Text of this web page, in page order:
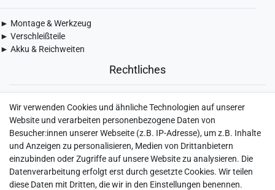
► Montage & Werkzeug
► Verschleißteile
► Akku & Reichweiten
Rechtliches
► Impressum
► Daten­schutz­erklärung
► AGB & Kundeninformation
► Barrierefreiheitserklärung
► Batterieentsorgung
► Kontakt
Wir verwenden Cookies und ähnliche Technologien auf unserer
Website und verarbeiten personenbezogene Daten von
Besucher:innen unserer Webseite (z.B. IP-Adresse), um z.B. Inhalte
und Anzeigen zu personalisieren, Medien von Drittanbietern
einzubinden oder Zugriffe auf unsere Website zu analysieren. Die
Datenverarbeitung erfolgt erst durch gesetzte Cookies. Wir teilen
diese Daten mit Dritten, die wir in den Einstellungen benennen.